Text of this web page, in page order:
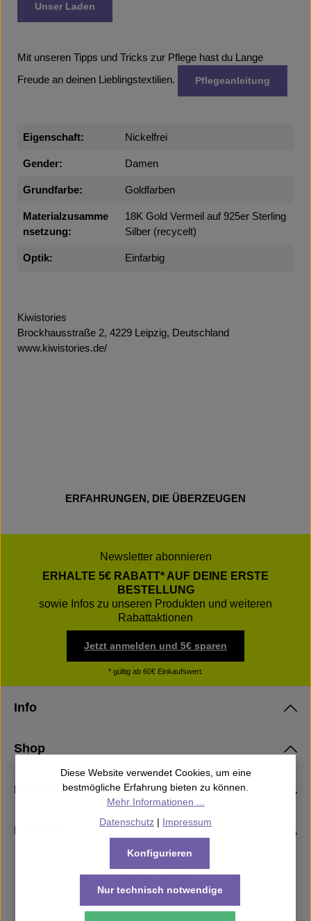
Unser Laden
Mit unseren Tipps und Tricks zur Pflege hast du Lange
Freude an deinen Lieblingstextilien. Pflegeanleitung
Eigenschaft: Nickelfrei
Gender: Damen
Grundfarbe: Goldfarben
Materialzusamme
nsetzung:
18K Gold Vermeil auf 925er Sterling
Silber (recycelt)
Optik: Einfarbig
Kiwistories
Brockhausstraße 2, 4229 Leipzig, Deutschland
www.kiwistories.de/
ERFAHRUNGEN, DIE ÜBERZEUGEN
Newsletter abonnieren
ERHALTE 5€ RABATT* AUF DEINE ERSTE
BESTELLUNG
sowie Infos zu unseren Produkten und weiteren
Rabattaktionen
Jetzt anmelden und 5€ sparen
* gültig ab 60€ Einkaufswert.
Info
Shop
Rechtliches
Kontakt
Diese Website verwendet Cookies, um eine
bestmögliche Erfahrung bieten zu können.
Mehr Informationen ...
Datenschutz | Impressum
Nur technisch notwendige
Konfigurieren